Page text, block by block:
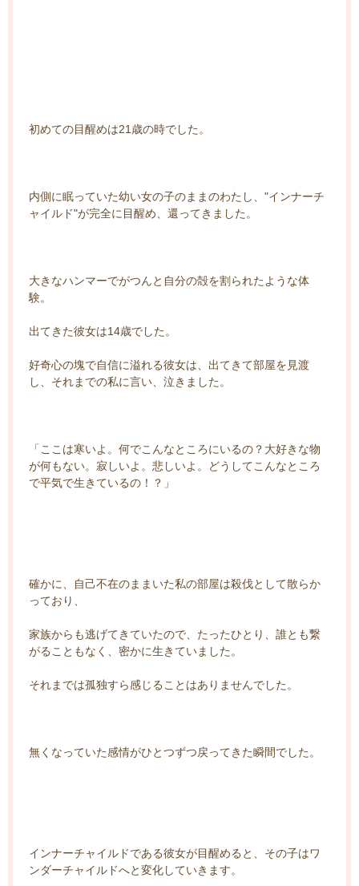
初めての目醒めは21歳の時でした。
内側に眠っていた幼い女の子のままのわたし、"インナーチ
ャイルド"が完全に目醒め、還ってきました。
大きなハンマーでがつんと自分の殻を割られたような体
験。
出てきた彼女は14歳でした。
好奇心の塊で自信に溢れる彼女は、出てきて部屋を見渡
し、それまでの私に言い、泣きました。
「ここは寒いよ。何でこんなところにいるの？大好きな物
が何もない。寂しいよ。悲しいよ。どうしてこんなところ
で平気で生きているの！？」
確かに、自己不在のままいた私の部屋は殺伐として散らか
っており、
家族からも逃げてきていたので、たったひとり、誰とも繋
がることもなく、密かに生きていました。
それまでは孤独すら感じることはありませんでした。
無くなっていた感情がひとつずつ戻ってきた瞬間でした。
インナーチャイルドである彼女が目醒めると、その子はワ
ンダーチャイルドへと変化していきます。